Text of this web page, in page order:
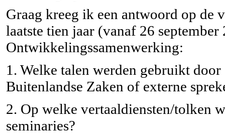
Graag kreeg ik een antwoord op de
laatste tien jaar (vanaf 26
Ontwikkelingssamenwerking:
1. Welke talen werden gebruikt
Buitenlandse Zaken of externe
2. Op welke vertaaldiensten/tolken
seminaries?